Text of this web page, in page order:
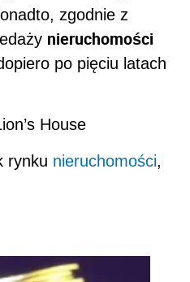
zgodnie z
nieruchomości
po pięciu latach
House
rynku nieruchomości,